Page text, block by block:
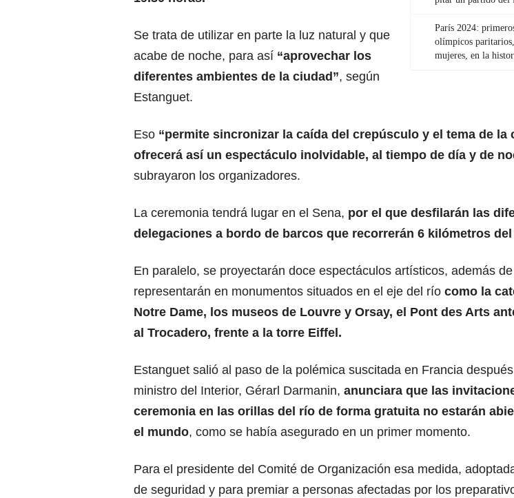
París 2024:
olímpicos
mujeres, en la
Se trata de utilizar en parte la luz natural y que
acabe de noche, para así “aprovechar los
diferentes ambientes de la ciudad”, según
Estanguet.
Eso “permite sincronizar la caída del crepúsculo y el tema de la
ofrecerá así un espectáculo inolvidable, al tiempo de día y de
subrayaron los organizadores.
La ceremonia tendrá lugar en el Sena, por el que desfilarán las
delegaciones a bordo de barcos que recorrerán 6 kilómetros
En paralelo, se proyectarán doce espectáculos artísticos, además
representarán en monumentos situados en el eje del río como la
Notre Dame, los museos de Louvre y Orsay, el Pont des Arts
al Trocadero, frente a la torre Eiffel.
Estanguet salió al paso de la polémica suscitada en Francia
ministro del Interior, Gérarl Darmanin, anunciara que las
ceremonia en las orillas del río de forma gratuita no estarán
el mundo, como se había asegurado en un primer momento.
Para el presidente del Comité de Organización esa medida,
de seguridad y para premiar a personas afectadas por los